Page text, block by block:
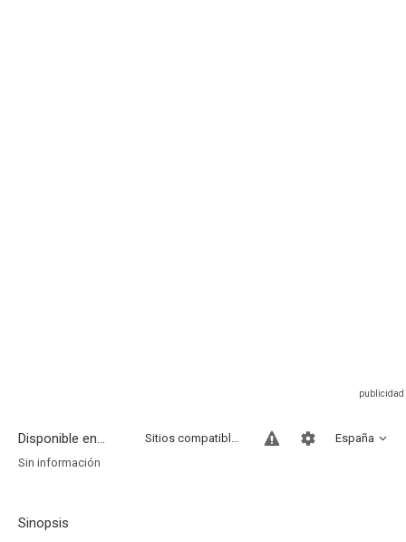
Disponible en... España
Sitios compatibles
Sin información
Sinopsis